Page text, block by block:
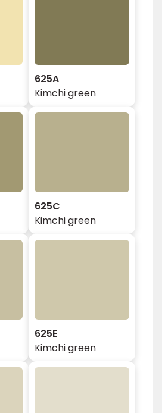
625A
Kimchi green
625C
Kimchi green
625E
Kimchi green